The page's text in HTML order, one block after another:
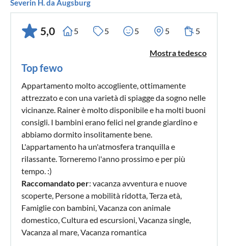
Severin H. da Augsburg
5,0 5 5 5 5 5
Mostra tedesco
Top fewo
Appartamento molto accogliente, ottimamente
attrezzato e con una varietà di spiagge da sogno nelle
vicinanze. Rainer è molto disponibile e ha molti buoni
consigli. I bambini erano felici nel grande giardino e
abbiamo dormito insolitamente bene.
L'appartamento ha un'atmosfera tranquilla e
rilassante. Torneremo l'anno prossimo e per più
tempo. :)
Raccomandato per: vacanza avventura e nuove
scoperte, Persone a mobilità ridotta, Terza età,
Famiglie con bambini, Vacanza con animale
domestico, Cultura ed escursioni, Vacanza single,
Vacanza al mare, Vacanza romantica